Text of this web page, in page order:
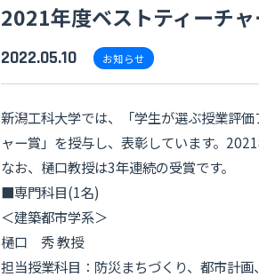
2021年度ベストティーチ
2022.05.10 お知らせ
新潟工科大学では、「学生が選ぶ授業評
ャー賞」を授与し、表彰しています。
なお、樋口教授は3年連続の受賞です。
■専門科目(1名)
＜建築都市学系＞
樋口 秀 教授
担当授業科目：防災まちづくり、都市計画